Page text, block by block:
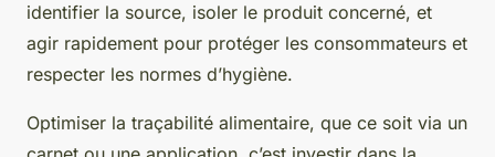
identifier la source, isoler le produit concerné, et
agir rapidement pour protéger les consommateurs et
respecter les normes d’hygiène.
Optimiser la traçabilité alimentaire, que ce soit via un